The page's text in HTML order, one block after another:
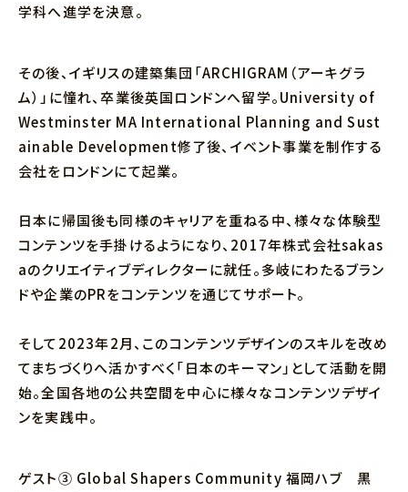
学科へ進学を決意。
その後、イギリスの建築集団「ARCHIGRAM（アーキグラ
ム）」に憧れ、卒業後英国ロンドンへ留学。University of
Westminster MA International Planning and Sust
ainable Development修了後、イベント事業を制作する
会社をロンドンにて起業。
日本に帰国後も同様のキャリアを重ねる中、様々な体験型
コンテンツを手掛けるようになり、2017年株式会社sakas
aのクリエイティブディレクターに就任。多岐にわたるブラン
ドや企業のPRをコンテンツを通じてサポート。
そして2023年2月、このコンテンツデザインのスキルを改め
てまちづくりへ活かすべく「日本のキーマン」として活動を開
始。全国各地の公共空間を中心に様々なコンテンツデザイ
ンを実践中。
ゲスト③ Global Shapers Community 福岡ハブ 黒